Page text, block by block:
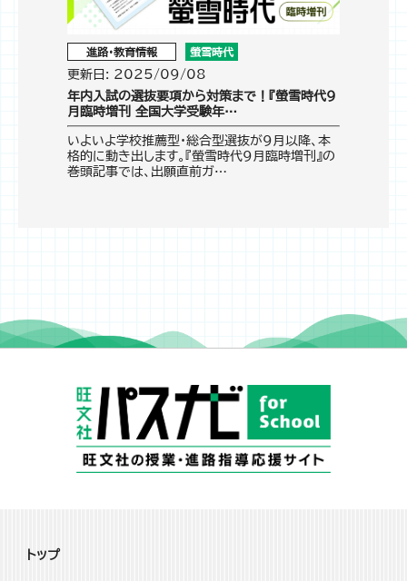
進路・教育情報 螢雪時代
更新日: 2025/09/08
年内入試の選抜要項から対策まで！『螢雪時代9
月臨時増刊 全国大学受験年…
いよいよ学校推薦型・総合型選抜が9月以降、本
格的に動き出します。『螢雪時代9月臨時増刊』の
巻頭記事では、出願直前ガ…
トップ